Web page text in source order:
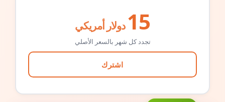
15 دولار أمريكي
تجدد كل شهر بالسعر الأصلي
اشترك